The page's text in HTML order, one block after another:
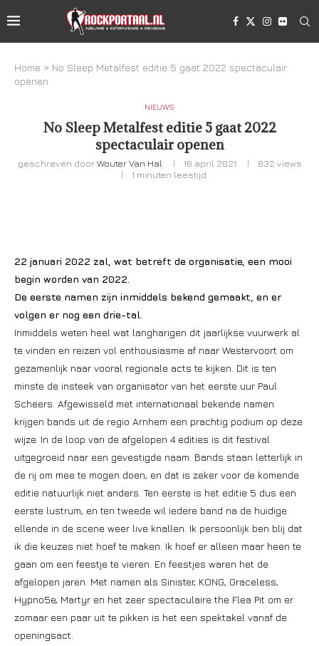
Home » No Sleep Metalfest editie 5 gaat 2022 spectaculair
openen
NIEUWS
No Sleep Metalfest editie 5 gaat 2022
spectaculair openen
geschreven doorWouter Van Hal 16 april 2021 832 views
1 minuten leestijd
22 januari 2022 zal, wat betreft de organisatie, een mooi
begin worden van 2022.
De eerste namen zijn inmiddels bekend gemaakt, en er
volgen er nog een drie-tal.
Inmiddels weten heel wat langharigen dit jaarlijkse vuurwerk al
te vinden en reizen vol enthousiasme af naar Westervoort om
gezamenlijk naar vooral regionale acts te kijken. Dit is ten
minste de insteek van organisator van het eerste uur Paul
Scheers. Afgewisseld met internationaal bekende namen
krijgen bands uit de regio Arnhem een prachtig podium op deze
wijze. In de loop van de afgelopen 4 edities is dit festival
uitgegroeid naar een gevestigde naam. Bands staan letterlijk in
de rij om mee te mogen doen, en dat is zeker voor de komende
editie natuurlijk niet anders. Ten eerste is het editie 5 dus een
eerste lustrum, en ten tweede wil iedere band na de huidige
ellende in de scene weer live knallen. Ik persoonlijk ben blij dat
ik die keuzes niet hoef te maken. Ik hoef er alleen maar heen te
gaan om een feestje te vieren. En feestjes waren het de
afgelopen jaren. Met namen als Sinister, KONG, Graceless,
Hypno5e, Martyr en het zeer spectaculaire the Flea Pit om er
zomaar een paar uit te pikken is het een spektakel vanaf de
openingsact.